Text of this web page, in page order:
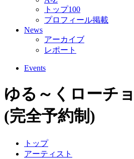
トップ100
プロフィール掲載
News
アーカイブ
レポート
Events
ゆる～くローチ
(完全予約制)
トップ
アーティスト